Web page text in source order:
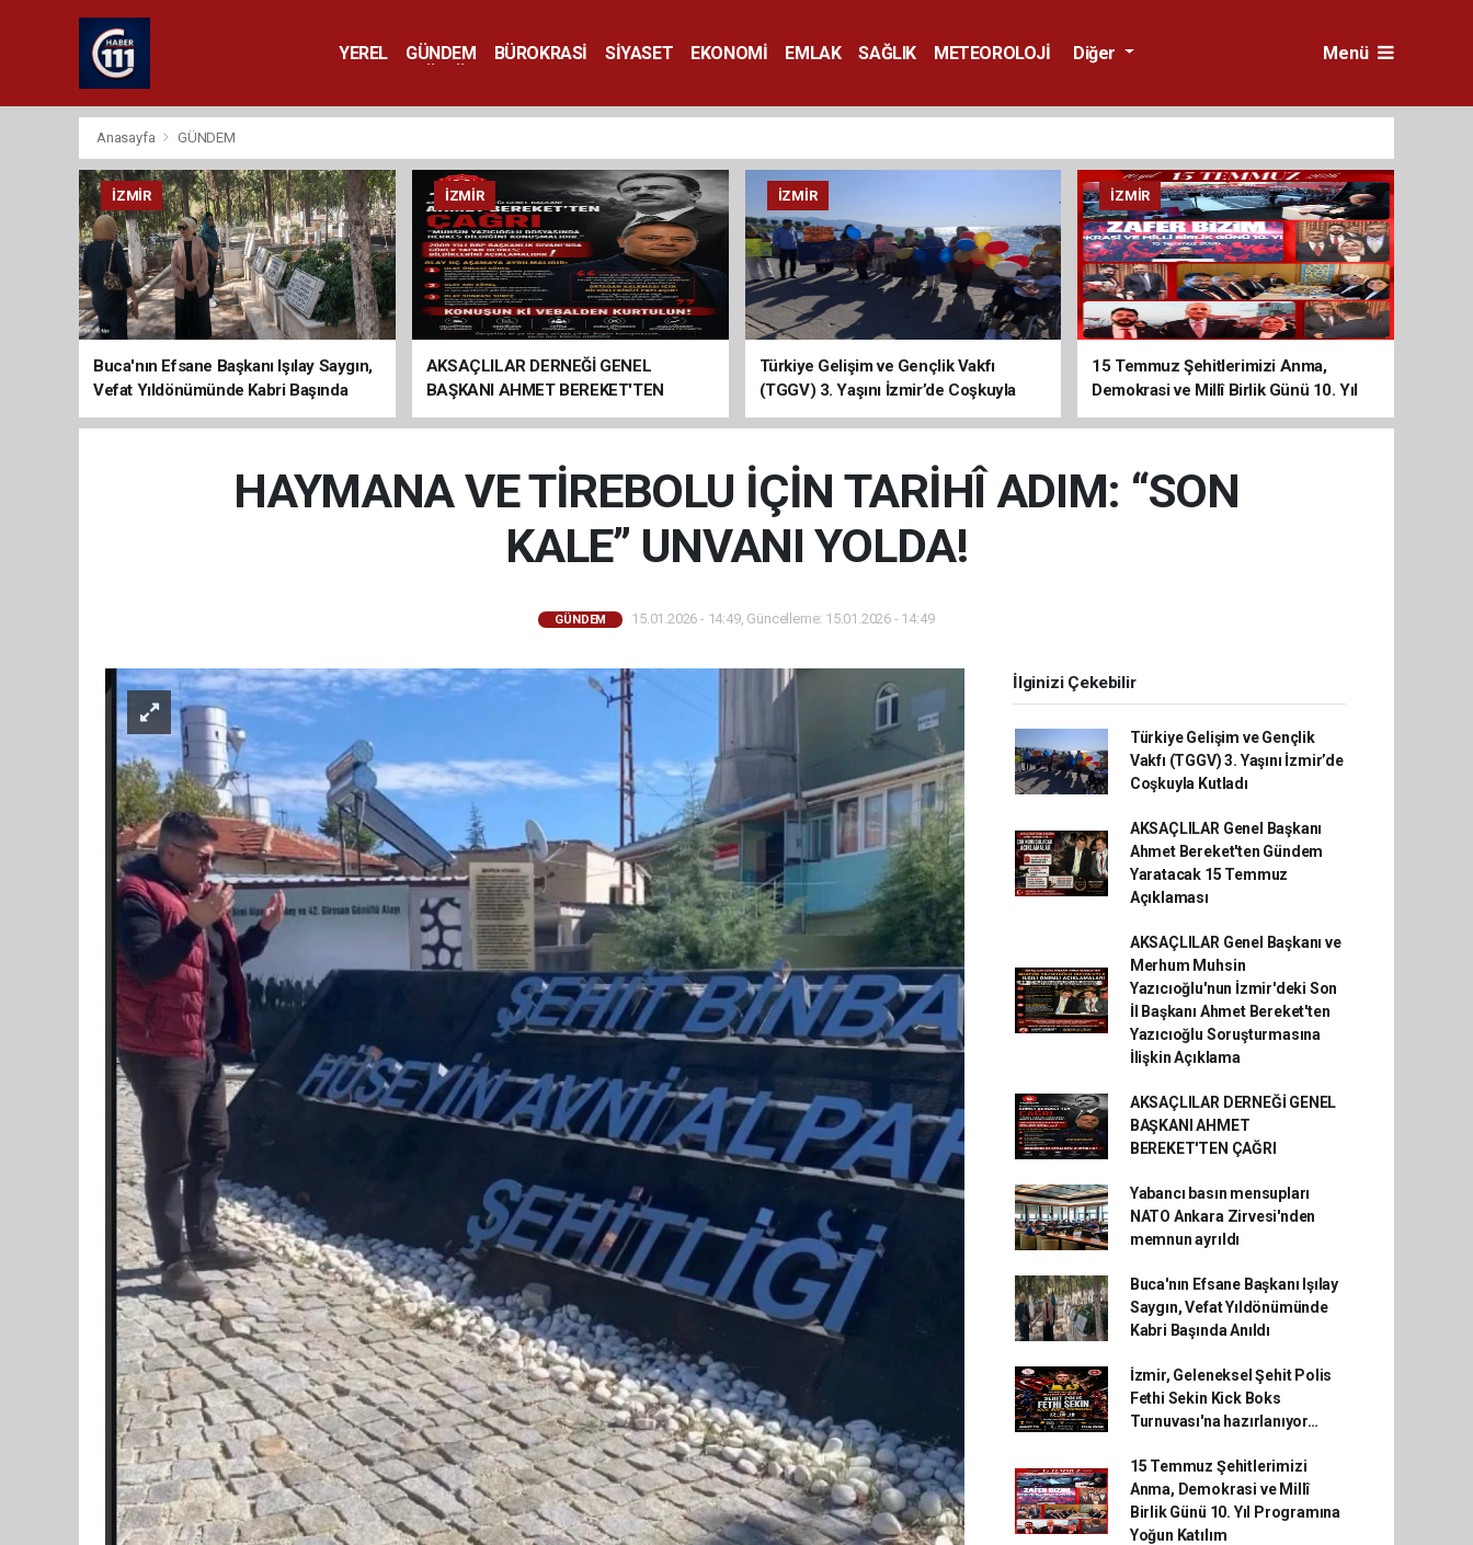
YEREL GÜNDEM BÜROKRASİ SİYASET EKONOMİ EMLAK SAĞLIK
METEOROLOJİ
Diğer Menü
Anasayfa GÜNDEM
İZMIR
Buca'nın Efsane Başkanı Işılay Saygın,
Vefat Yıldönümünde Kabri Başında
Anıldı
İZMIR
AKSAÇLILAR DERNEĞİ GENEL
BAŞKANI AHMET BEREKET'TEN
ÇAĞRI
İZMIR
Türkiye Gelişim ve Gençlik Vakfı
(TGGV) 3. Yaşını İzmir’de Coşkuyla
Kutladı
İZMIR
15 Temmuz Şehitlerimizi Anma,
Demokrasi ve Millî Birlik Günü 10. Yıl
Programına Yoğun Katılım
HAYMANA VE TİREBOLU İÇİN TARİHÎ ADIM: “SON
KALE” UNVANI YOLDA!
GÜNDEM 15.01.2026 - 14:49, Güncelleme: 15.01.2026 - 14:49
İlginizi Çekebilir
Türkiye Gelişim ve Gençlik
Vakfı (TGGV) 3. Yaşını İzmir’de
Coşkuyla Kutladı
AKSAÇLILAR Genel Başkanı
Ahmet Bereket'ten Gündem
Yaratacak 15 Temmuz
Açıklaması
AKSAÇLILAR Genel Başkanı ve
Merhum Muhsin
Yazıcıoğlu'nun İzmir'deki Son
İl Başkanı Ahmet Bereket'ten
Yazıcıoğlu Soruşturmasına
İlişkin Açıklama
AKSAÇLILAR DERNEĞİ GENEL
BAŞKANI AHMET
BEREKET'TEN ÇAĞRI
Yabancı basın mensupları
NATO Ankara Zirvesi'nden
memnun ayrıldı
Buca'nın Efsane Başkanı Işılay
Saygın, Vefat Yıldönümünde
Kabri Başında Anıldı
İzmir, Geleneksel Şehit Polis
Fethi Sekin Kick Boks
Turnuvası'na hazırlanıyor…
15 Temmuz Şehitlerimizi
Anma, Demokrasi ve Millî
Birlik Günü 10. Yıl Programına
Yoğun Katılım